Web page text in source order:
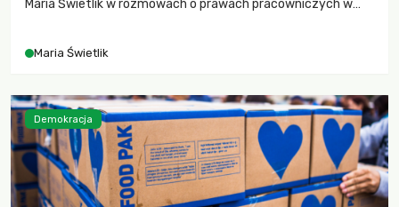
Maria Świetlik w rozmowach o prawach pracowniczych w
Maria Świetlik
Demokracja